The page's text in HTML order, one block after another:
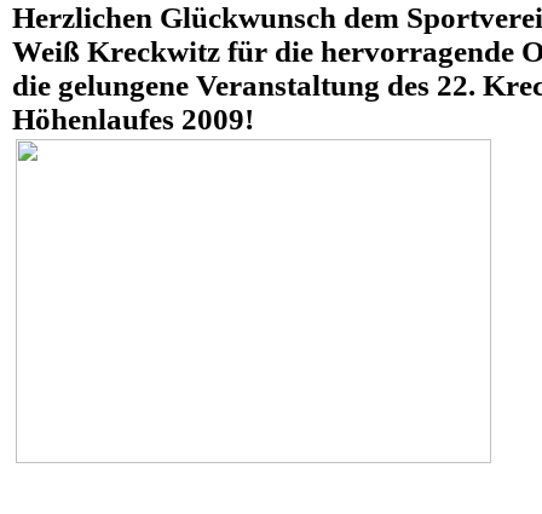
Herzlichen Glückwunsch dem
Weiß Kreckwitz für die hervorragende
die gelungene Veranstaltung des 22.
Höhenlaufes 2009!